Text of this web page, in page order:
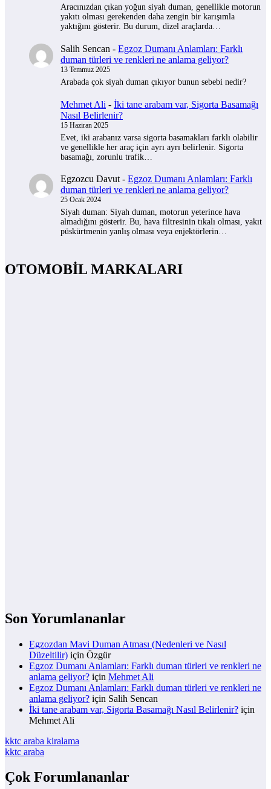
Aracınızdan çıkan yoğun siyah duman, genellikle motorun
yakıtı olması gerekenden daha zengin bir karışımla
yaktığını gösterir. Bu durum, dizel araçlarda…
Salih Sencan - Egzoz Dumanı Anlamları: Farklı
duman türleri ve renkleri ne anlama geliyor?
13 Temmuz 2025
Arabada çok siyah duman çıkıyor bunun sebebi nedir?
Mehmet Ali - İki tane arabam var, Sigorta Basamağı
Nasıl Belirlenir?
15 Haziran 2025
Evet, iki arabanız varsa sigorta basamakları farklı olabilir
ve genellikle her araç için ayrı ayrı belirlenir. Sigorta
basamağı, zorunlu trafik…
Egzozcu Davut - Egzoz Dumanı Anlamları: Farklı
duman türleri ve renkleri ne anlama geliyor?
25 Ocak 2024
Siyah duman: Siyah duman, motorun yeterince hava
almadığını gösterir. Bu, hava filtresinin tıkalı olması, yakıt
püskürtmenin yanlış olması veya enjektörlerin…
OTOMOBİL MARKALARI
Son Yorumlananlar
Egzozdan Mavi Duman Atması (Nedenleri ve Nasıl
Düzeltilir) için Özgür
Egzoz Dumanı Anlamları: Farklı duman türleri ve renkleri ne
anlama geliyor? için Mehmet Ali
Egzoz Dumanı Anlamları: Farklı duman türleri ve renkleri ne
anlama geliyor? için Salih Sencan
İki tane arabam var, Sigorta Basamağı Nasıl Belirlenir? için
Mehmet Ali
kktc araba kiralama
kktc araba
Çok Forumlananlar